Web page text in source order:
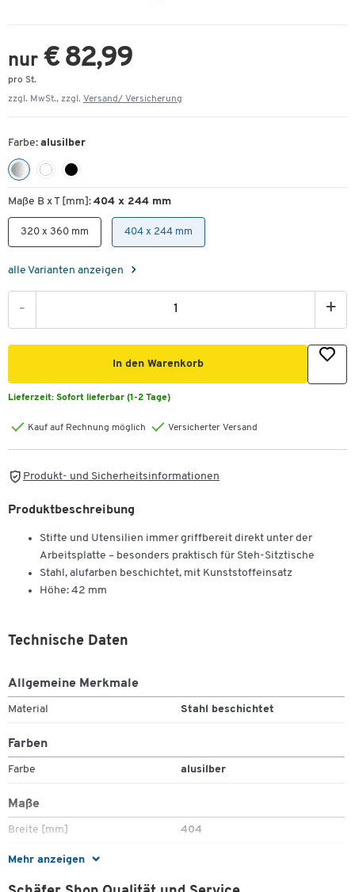
nur € 82,99
pro St.
zzgl. MwSt., zzgl. Versand/ Versicherung
Farbe: alusilber
Maße B x T [mm]: 404 x 244 mm
320 x 360 mm 404 x 244 mm
alle Varianten anzeigen
- +
In den Warenkorb
Lieferzeit: Sofort lieferbar (1-2 Tage)
Kauf auf Rechnung möglich Versicherter Versand
Produkt- und Sicherheitsinformationen
Produktbeschreibung
Stifte und Utensilien immer griffbereit direkt unter der
Arbeitsplatte – besonders praktisch für Steh-Sitztische
Stahl, alufarben beschichtet, mit Kunststoffeinsatz
Höhe: 42 mm
Mehr anzeigen
Technische Daten
Allgemeine Merkmale
Material Stahl beschichtet
Farben
Farbe alusilber
Maße
Breite [mm] 404
Tiefe [mm]